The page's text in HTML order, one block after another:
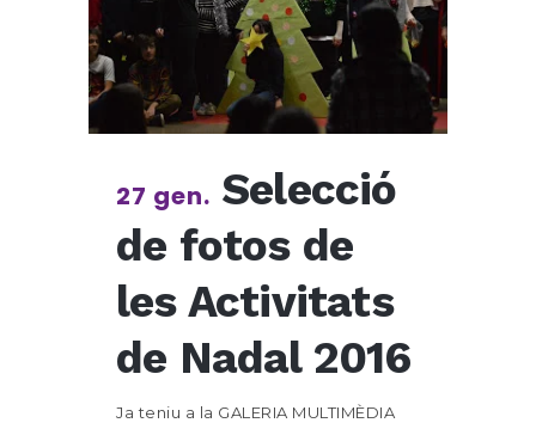
27 gen. Selecció
de fotos de
les Activitats
de Nadal 2016
Ja teniu a la GALERIA MULTIMÈDIA